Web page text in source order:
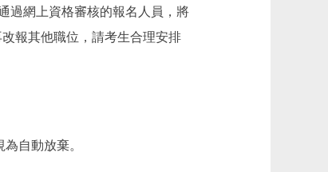
過網上資格審核的報名人員，將
報其他職位，請考生合理安排
自動放棄。